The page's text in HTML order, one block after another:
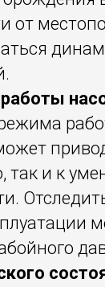
от
так и к